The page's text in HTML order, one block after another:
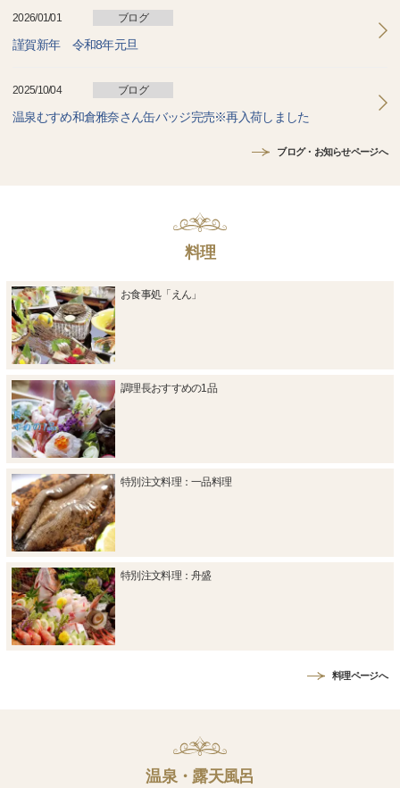
2026/01/01 ブログ
謹賀新年 令和8年元旦
2025/10/04 ブログ
温泉むすめ和倉雅奈さん缶バッジ完売※再入荷しました
ブログ・お知らせページへ
料理
お食事処「えん」
調理長おすすめの1品
特別注文料理：一品料理
特別注文料理：舟盛
料理ページへ
温泉・露天風呂